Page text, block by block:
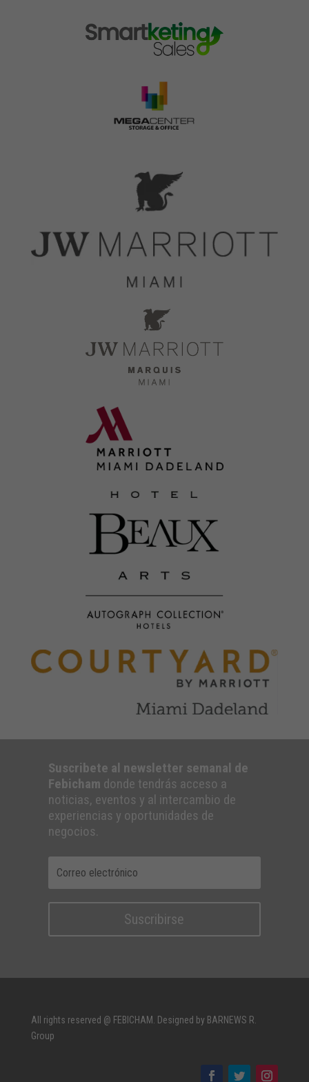
Suscribete al newsletter semanal de
Febicham donde tendrás acceso a
noticias, eventos y al intercambio de
experiencias y oportunidades de
negocios.
Suscribirse
All rights reserved @ FEBICHAM. Designed by BARNEWS R.
Group